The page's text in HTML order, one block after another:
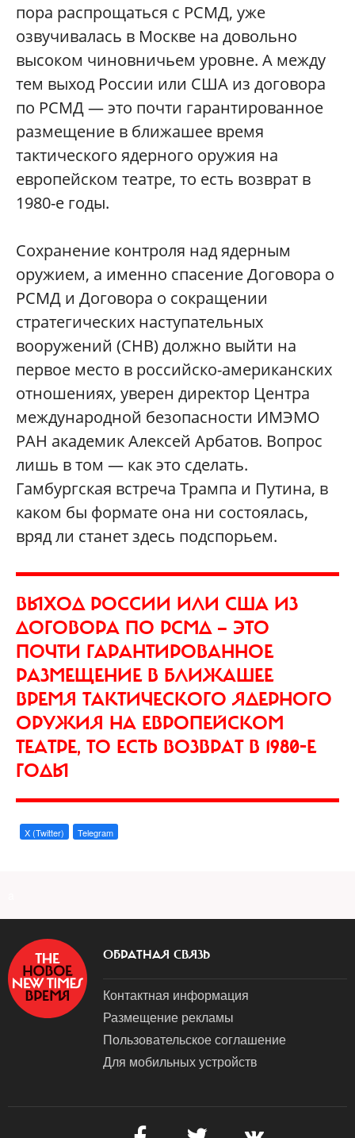
пора распрощаться с РСМД, уже
озвучивалась в Москве на довольно
высоком чиновничьем уровне. А между
тем выход России или США из договора
по РСМД — это почти гарантированное
размещение в ближашее время
тактического ядерного оружия на
европейском театре, то есть возврат в
1980-е годы.
Сохранение контроля над ядерным
оружием, а именно спасение Договора о
РСМД и Договора о сокращении
стратегических наступательных
вооружений (СНВ) должно выйти на
первое место в российско-американских
отношениях, уверен директор Центра
международной безопасности ИМЭМО
РАН академик Алексей Арбатов. Вопрос
лишь в том — как это сделать.
Гамбургская встреча Трампа и Путина, в
каком бы формате она ни состоялась,
вряд ли станет здесь подспорьем.
ВЫХОД РОССИИ ИЛИ США ИЗ
ДОГОВОРА ПО РСМД — ЭТО
ПОЧТИ ГАРАНТИРОВАННОЕ
РАЗМЕЩЕНИЕ В БЛИЖАШЕЕ
ВРЕМЯ ТАКТИЧЕСКОГО ЯДЕРНОГО
ОРУЖИЯ НА ЕВРОПЕЙСКОМ
ТЕАТРЕ, ТО ЕСТЬ ВОЗВРАТ В 1980-Е
ГОДЫ
X (Twitter) Telegram
ОБРАТНАЯ СВЯЗЬ
Контактная информация
Размещение рекламы
Пользовательское соглашение
Для мобильных устройств